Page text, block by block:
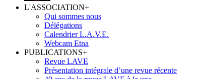
L'ASSOCIATION+
Qui sommes nous
Délégations
Calendrier L.A.V.E.
Webcam Etna
PUBLICATIONS+
Revue LAVE
Présentation intégrale d’une revue récente